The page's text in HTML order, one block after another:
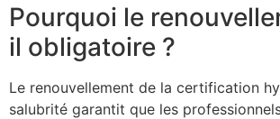
Pourquoi le
il obligatoire ?
Le renouvellement de la certification
salubrité garantit que les